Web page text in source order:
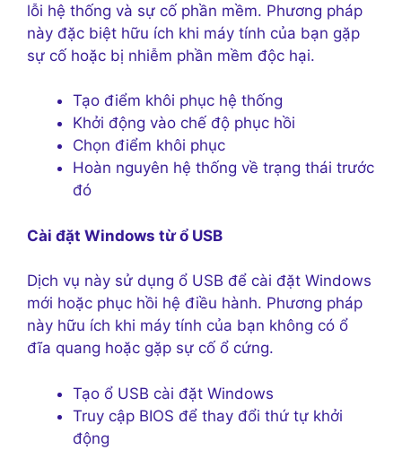
lỗi hệ thống và sự cố phần mềm. Phương pháp
này đặc biệt hữu ích khi máy tính của bạn gặp
sự cố hoặc bị nhiễm phần mềm độc hại.
Tạo điểm khôi phục hệ thống
Khởi động vào chế độ phục hồi
Chọn điểm khôi phục
Hoàn nguyên hệ thống về trạng thái trước
đó
Cài đặt Windows từ ổ USB
Dịch vụ này sử dụng ổ USB để cài đặt Windows
mới hoặc phục hồi hệ điều hành. Phương pháp
này hữu ích khi máy tính của bạn không có ổ
đĩa quang hoặc gặp sự cố ổ cứng.
Tạo ổ USB cài đặt Windows
Truy cập BIOS để thay đổi thứ tự khởi
động